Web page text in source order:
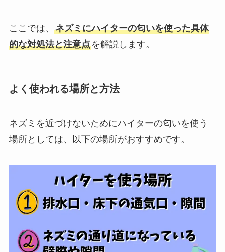
ここでは、 ネズミにハイターの匂いを使った具体
的な対処法と注意点を解説します。
よく使われる場所と方法
ネズミを近づけないためにハイターの匂いを使う
場所としては、以下の場所がおすすめです。